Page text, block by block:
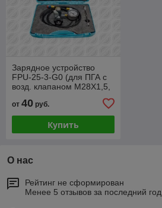
Зарядное устройство
FPU-25-3-G0 (для ПГА с
возд. клапаном M28X1,5,
от 40 руб.
Купить
О нас
Рейтинг не сформирован
Менее 5 отзывов за последний год